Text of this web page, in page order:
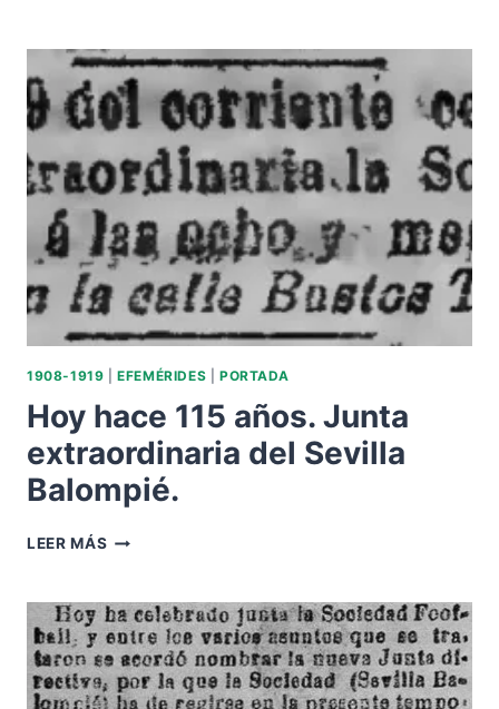
AÑOS.
SEVILLA
BALOMPIÉ
6
FC
1.
1908-1919 |EFEMÉRIDES PORTADA
Hoy hace 115 años. Junta
extraordinaria del Sevilla
Balompié.
LEER MÁS HOY
AÑOS.
JUNTA
EXTRAORDINARIA
DEL
SEVILLA